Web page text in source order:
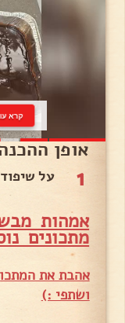
קרא
אופן
1 על
אמהות
מתכונים
אהבת את
ושתפי :)